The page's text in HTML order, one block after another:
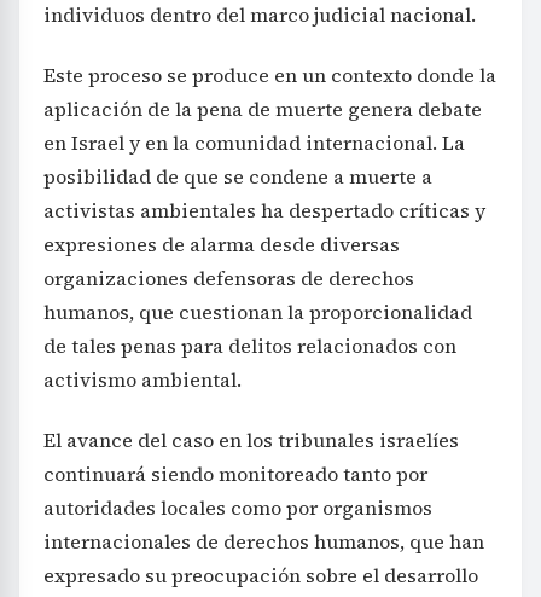
individuos dentro del marco judicial nacional.
Este proceso se produce en un contexto donde la
aplicación de la pena de muerte genera debate
en Israel y en la comunidad internacional. La
posibilidad de que se condene a muerte a
activistas ambientales ha despertado críticas y
expresiones de alarma desde diversas
organizaciones defensoras de derechos
humanos, que cuestionan la proporcionalidad
de tales penas para delitos relacionados con
activismo ambiental.
El avance del caso en los tribunales israelíes
continuará siendo monitoreado tanto por
autoridades locales como por organismos
internacionales de derechos humanos, que han
expresado su preocupación sobre el desarrollo